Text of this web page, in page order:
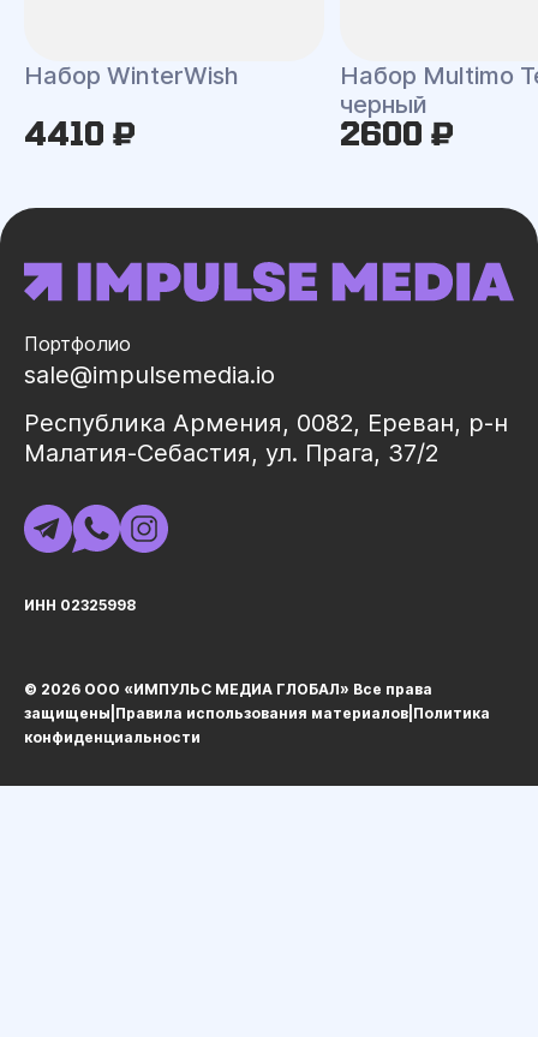
Набор WinterWish
4410 ₽
Набор Multimo
черный
2600 ₽
Портфолио
sale@impulsemedia.io
Республика Армения, 0082, Ереван, р-н
Малатия-Себастия, ул. Прага, 37/2
ИНН 02325998
© 2026 ООО «ИМПУЛЬС МЕДИА ГЛОБАЛ» Все права
защищеныㅤ|ㅤ Правила использования материалов Политика
конфиденциальности